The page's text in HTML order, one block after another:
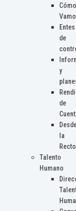
Cómo
Entes
de
y
de
la
Talento
Humano